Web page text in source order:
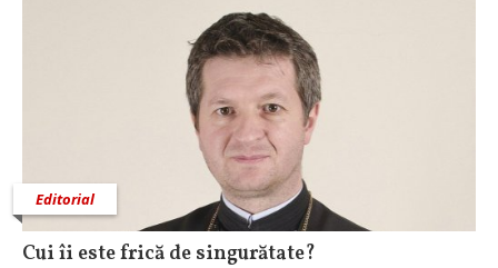
Editorial
Cui îi este frică de singurătate?